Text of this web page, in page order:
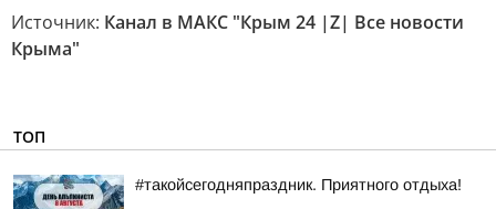
Источник: Канал в МАКС "Крым 24 |Z| Все новости
Крыма"
ТОП
#такойсегодняпраздник. Приятного отдыха!